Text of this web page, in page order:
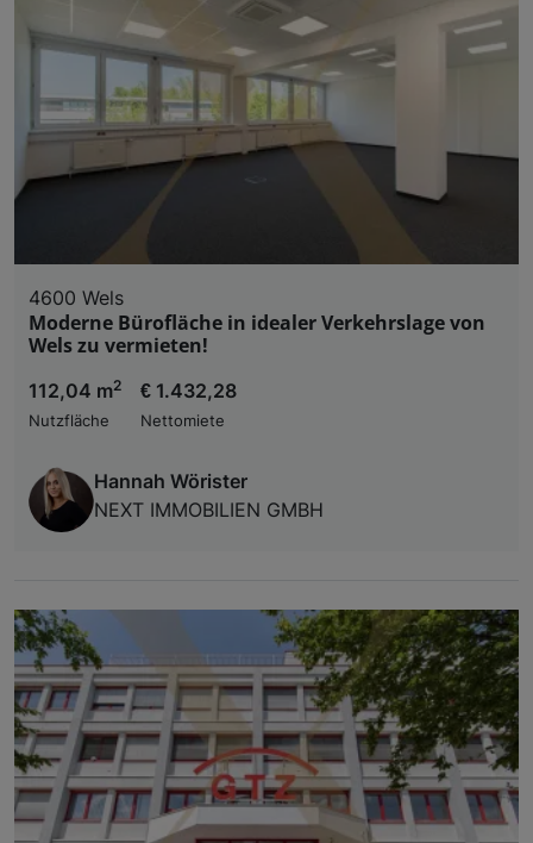
4600 Wels
Moderne Bürofläche in idealer Verkehrslage von
Wels zu vermieten!
112,04 m2
Nutzfläche
€ 1.432,28
Nettomiete
Hannah Wörister
NEXT IMMOBILIEN GMBH